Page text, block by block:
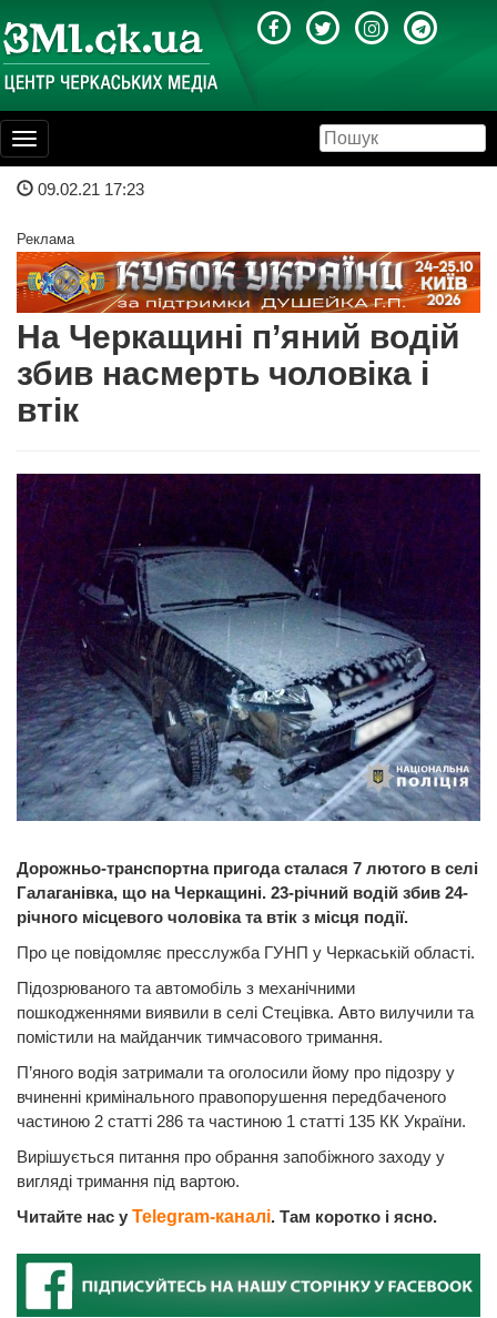
Toggle
navigation
09.02.21 17:23
Реклама
На Черкащині п’яний водій
збив насмерть чоловіка і
втік
Дорожньо-транспортна пригода сталася 7 лютого в селі
Галаганівка, що на Черкащині. 23-річний водій збив 24-
річного місцевого чоловіка та втік з місця події.
Про це повідомляє пресслужба ГУНП у Черкаській області.
Підозрюваного та автомобіль з механічними
пошкодженнями виявили в селі Стецівка. Авто вилучили та
помістили на майданчик тимчасового тримання.
П’яного водія затримали та оголосили йому про підозру у
вчиненні кримінального правопорушення передбаченого
частиною 2 статті 286 та частиною 1 статті 135 КК України.
Вирішується питання про обрання запобіжного заходу у
вигляді тримання під вартою.
Читайте нас у Telegram-каналі. Там коротко і ясно.